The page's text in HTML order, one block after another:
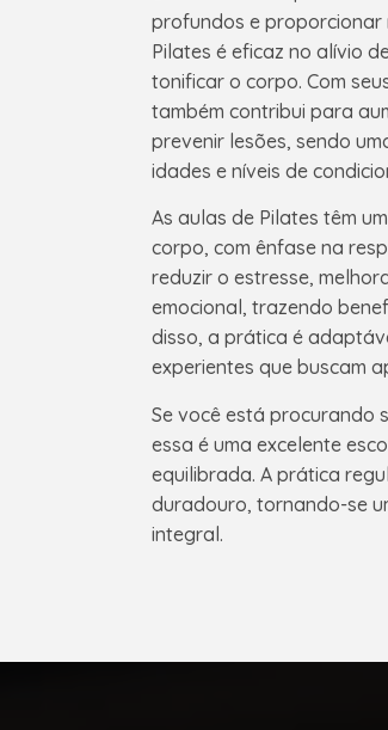
profundos e proporcionar
Pilates é eficaz no alívio
tonificar o corpo. Com
também contribui para
prevenir lesões, sendo
idades e níveis de
As aulas de Pilates têm
corpo, com ênfase na
reduzir o estresse,
emocional, trazendo
disso, a prática é
experientes que buscam
Se você está procurando
essa é uma excelente
equilibrada. A prática
duradouro, tornando-se
integral.